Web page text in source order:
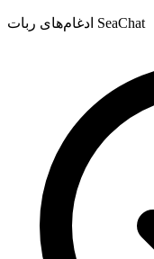
ادغام‌های ربات SeaChat